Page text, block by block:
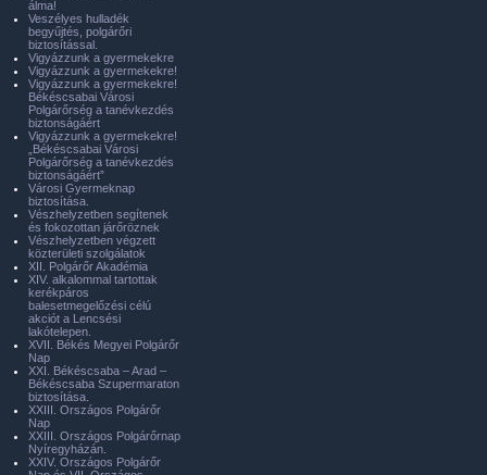
álma!
Veszélyes hulladék
begyűjtés, polgárőri
biztosítással.
Vigyázzunk a gyermekekre
Vigyázzunk a gyermekekre!
Vigyázzunk a gyermekekre!
Békéscsabai Városi
Polgárőrség a tanévkezdés
biztonságáért
Vigyázzunk a gyermekekre!
„Békéscsabai Városi
Polgárőrség a tanévkezdés
biztonságáért”
Városi Gyermeknap
biztosítása.
Vészhelyzetben segítenek
és fokozottan járőröznek
Vészhelyzetben végzett
közterületi szolgálatok
XII. Polgárőr Akadémia
XIV. alkalommal tartottak
kerékpáros
balesetmegelőzési célú
akciót a Lencsési
lakótelepen.
XVII. Békés Megyei Polgárőr
Nap
XXI. Békéscsaba – Arad –
Békéscsaba Szupermaraton
biztosítása.
XXIII. Országos Polgárőr
Nap
XXIII. Országos Polgárőrnap
Nyíregyházán.
XXIV. Országos Polgárőr